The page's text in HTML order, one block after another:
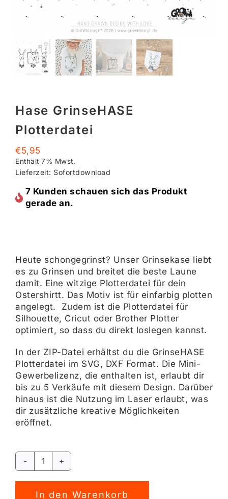
Hase GrinseHASE
Plotterdatei
€5,95
Enthält 7% Mwst.
Lieferzeit: Sofortdownload
7 Kunden schauen sich das Produkt
gerade an.
Heute schongegrinst? Unser Grinsekase liebt
es zu Grinsen und breitet die beste Laune
damit. Eine witzige Plotterdatei für dein
Ostershirtt. Das Motiv ist für einfarbig plotten
angelegt. Zudem ist die Plotterdatei für
Silhouette, Cricut oder Brother Plotter
optimiert, so dass du direkt loslegen kannst.
In der ZIP-Datei erhältst du die GrinseHASE
Plotterdatei im SVG, DXF Format. Die Mini-
Gewerbelizenz, die enthalten ist, erlaubt dir
bis zu 5 Verkäufe mit diesem Design. Darüber
hinaus ist die Nutzung im Laser erlaubt, was
dir zusätzliche kreative Möglichkeiten
eröffnet.
Hase
Plotterdatei
In den Warenkorb
Alternative: